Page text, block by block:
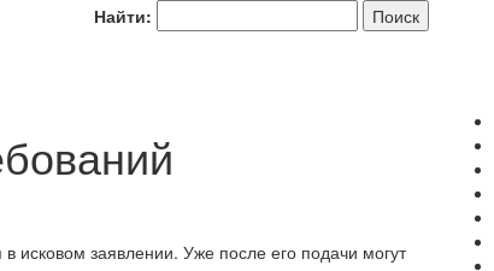
Найти:
исковом заявлении. Уже после его подачи могут